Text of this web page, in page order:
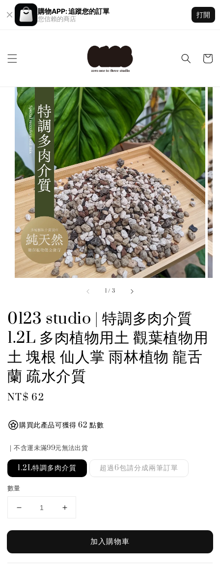
購物APP: 追蹤您的訂單
您信賴的商店
打開
1 / 3
0123 studio | 特調多肉介質
1.2L 多肉植物用土 觀葉植物用
土 塊根 仙人掌 雨林植物 龍舌
蘭 疏水介質
Regular
NT$ 62
購買此產品可獲得 62 點數
｜不含運未滿99元無法出貨
1.2L特調多肉介質 超過6包請分成兩筆訂單
數量
加入購物車